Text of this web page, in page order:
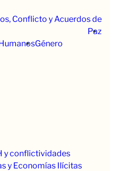
Conflicto y Acuerdos de
Paz
Género
y conflictividades
y Economías Ilícitas